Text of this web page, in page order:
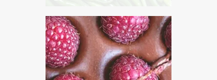
więcej
Czas przygotowania: 10 minut
LUNCHE DO PRACY
PRZYSTAWKI
WALENTYNKI ?